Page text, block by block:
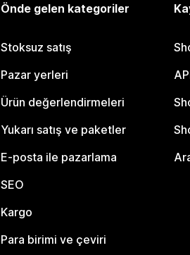
Önde gelen kategoriler
Stoksuz satış
Pazar yerleri
Ürün değerlendirmeleri
Yukarı satış ve paketler
E-posta ile pazarlama
SEO
Kargo
Para birimi ve çeviri